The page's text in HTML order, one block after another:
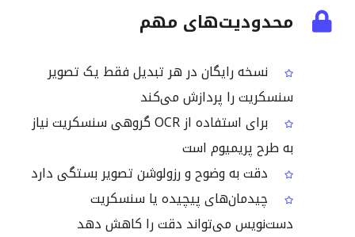
محدودیت‌های مهم
نسخه رایگان در هر تبدیل فقط یک تصویر
سنسکریت را پردازش می‌کند
برای استفاده از OCR گروهی سنسکریت نیاز
به طرح پریمیوم است
دقت به وضوح و رزولوشن تصویر بستگی دارد
چیدمان‌های پیچیده یا سنسکریت
دست‌نویس می‌تواند دقت را کاهش دهد